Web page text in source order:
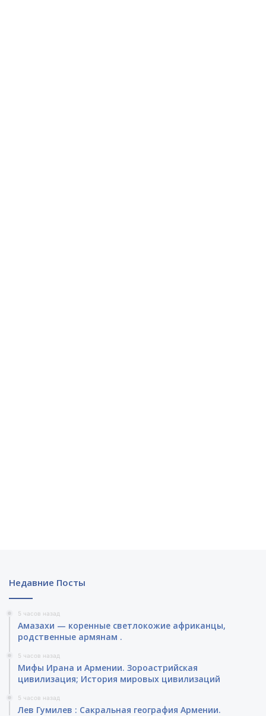
Недавние Посты
5 часов назад
Амазахи — коренные светлокожие африканцы,
родственные армянам .
5 часов назад
Мифы Ирана и Армении. Зороастрийская
цивилизация; История мировых цивилизаций
5 часов назад
Лев Гумилев : Сакральная география Армении.